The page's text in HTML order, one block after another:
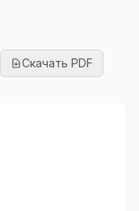
Скачать PDF